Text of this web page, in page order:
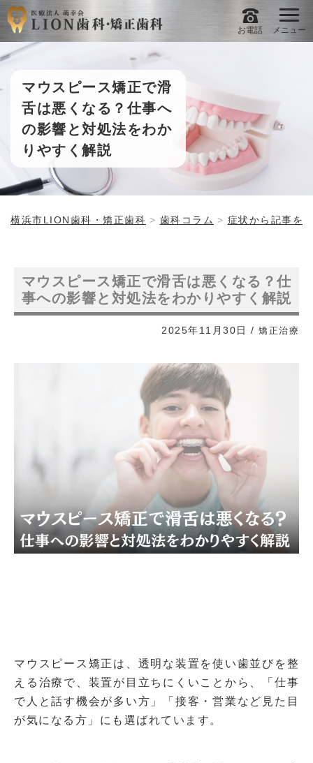
お電話 メニュー
マウスピース矯正で滑
舌は悪くなる？仕事へ
の影響と対処法をわか
りやすく解説
横浜市LION歯科・矯正歯科 歯科コラム 症状から記事を
マウスピース矯正で滑舌は悪くなる？仕
事への影響と対処法をわかりやすく解説
2025年11月30日 / 矯正治療
マウスピース矯正は、透明な装置を使い歯並びを整
える治療で、装置が目立ちにくいことから、「仕事
で人と話す機会が多い方」「接客・営業など見た目
が気になる方」にも選ばれています。